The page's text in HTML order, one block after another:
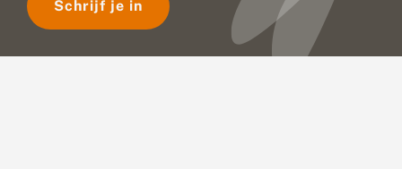
Schrijf je in